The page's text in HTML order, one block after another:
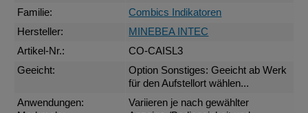
Familie:
Combics Indikatoren
Hersteller:
MINEBEA INTEC
Artikel-Nr.:
CO-CAISL3
Geeicht:
Option Sonstiges: Geeicht ab Werk
für den Aufstellort wählen...
Anwendungen:
Variieren je nach gewählter